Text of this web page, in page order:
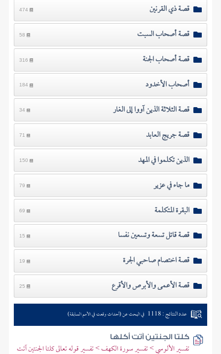
قصة ذي القرنين 474
قصة أصحاب السبت 58
قصة أصحاب الجنة 316
أصحاب الأخدود 184
قصة الثلاثة الذين آووا إلى الغار 34
قصة جريج العابد 71
الذين تكلموا في المهد 150
ما جاء في عزير 79
البقرة المتكلمة 69
قصة قاتل تسعة وتسعين نفسا 15
قصة اختصام صاحبي الجرة 19
قصة الأعمى والأبرص والأقرع 25
عدد النتائج : 1118 في البحث عن (أحداث وقعت في الأمم السابقة)
كلتا الجنتين آتت أكلها
تفسير الألوسي > تفسير سورة الكهف > تفسير قوله تعالى كلتا الجنتين آتت